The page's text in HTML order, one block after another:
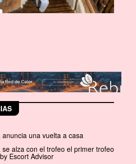
anuncia una vuelta a casa
se alza con el trofeo el primer trofeo
Escort Advisor